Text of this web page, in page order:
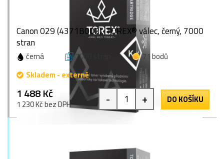
Canon 029 (4371B002), TOREX® válec, černý, 7000
stran
černá 7000 stran
71 bodů
Skladem - externě
1 488 Kč
1 230 Kč bez DPH - + DO KOŠÍKU